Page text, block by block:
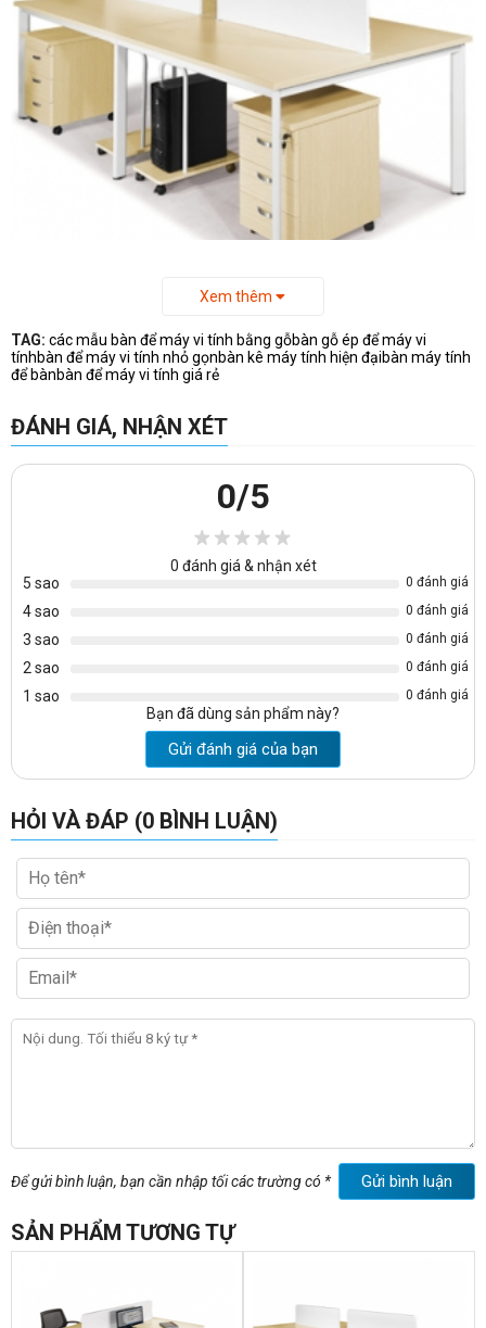
-Kích thướcbàn làm việcBCO14-4
Khách hàng sẽ có thêm nhiều lựa chon về mẫu
bàn làm việc Nội thất
190khi truy cập vào link:
https://noithatvanphonggiare.com/ban-
lam-viec-noi-that-190/c180.html
Xem thêm
TAG: các mẫu bàn để máy vi tính bằng gỗbàn gỗ ép để máy vi
tínhbàn để máy vi tính nhỏ gọnbàn kê máy tính hiện đạibàn máy tính
để bànbàn để máy vi tính giá rẻ
ĐÁNH GIÁ, NHẬN XÉT
0/5
0 đánh giá & nhận xét
5 sao
0 đánh giá
4 sao 0 đánh giá
3 sao 0 đánh giá
2 sao 0 đánh giá
1 sao 0 đánh giá
Bạn đã dùng sản phẩm này?
Gửi đánh giá của bạn
HỎI VÀ ĐÁP (0 BÌNH LUẬN)
Để gửi bình luận, bạn cần nhập tối các trường có * Gửi bình luận
SẢN PHẨM TƯƠNG TỰ